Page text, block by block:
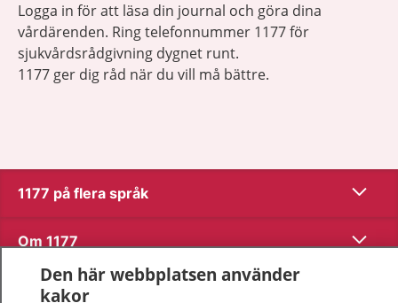
Logga in för att läsa din journal och göra dina
vårdärenden. Ring telefonnummer 1177 för
sjukvårdsrådgivning dygnet runt.
1177 ger dig råd när du vill må bättre.
1177 på flera språk Visa
Om 1177 Visa
Kontakt
Den här webbplatsen använder
kakor